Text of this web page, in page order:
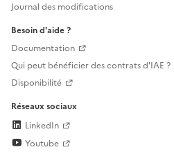
Journal des modifications
Besoin d'aide ?
Documentation
Qui peut bénéficier des contrats d'IAE ?
Disponibilité
Réseaux sociaux
LinkedIn
Youtube